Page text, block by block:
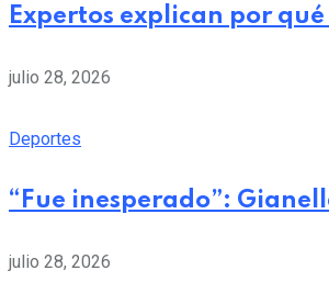
Expertos explican por
julio 28, 2026
Deportes
“Fue inesperado”:
julio 28, 2026